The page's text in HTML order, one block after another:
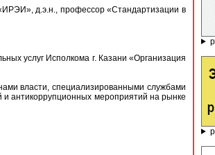
д.э.н., профессор «Стандартизации в
услуг Исполкома г. Казани «Организация
власти, специализированными службами
антикоррупционных мероприятий на рынке